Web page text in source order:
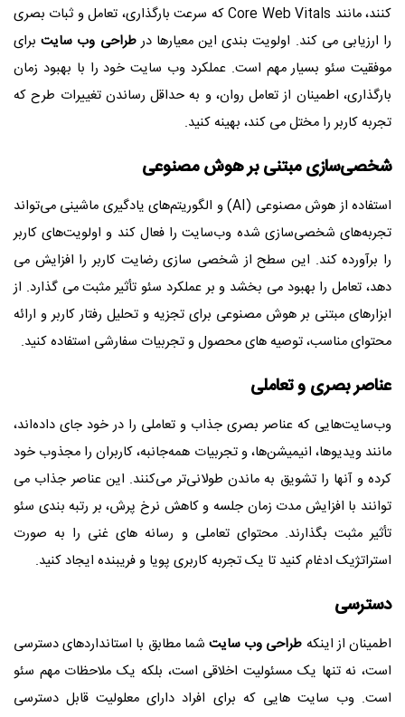
کنند، مانند Core Web Vitals که سرعت بارگذاری، تعامل و ثبات بصری
را ارزیابی می کند. اولویت بندی این معیارها درطراحی وب سایتبرای
موفقیت سئو بسیار مهم است. عملکرد وب سایت خود را با بهبود زمان
بارگذاری، اطمینان از تعامل روان، و به حداقل رساندن تغییرات طرح که
تجربه کاربر را مختل می کند، بهینه کنید.
شخصی‌سازی مبتنی بر هوش مصنوعی
استفاده از هوش مصنوعی (AI) و الگوریتم‌های یادگیری ماشینی می‌تواند
تجربه‌های شخصی‌سازی شده وب‌سایت را فعال کند و اولویت‌های کاربر
را برآورده کند. این سطح از شخصی سازی رضایت کاربر را افزایش می
دهد، تعامل را بهبود می بخشد و بر عملکرد سئو تأثیر مثبت می گذارد. از
ابزارهای مبتنی بر هوش مصنوعی برای تجزیه و تحلیل رفتار کاربر و ارائه
محتوای مناسب، توصیه های محصول و تجربیات سفارشی استفاده کنید.
عناصر بصری و تعاملی
وب‌سایت‌هایی که عناصر بصری جذاب و تعاملی را در خود جای داده‌اند،
مانند ویدیوها، انیمیشن‌ها، و تجربیات همه‌جانبه، کاربران را مجذوب خود
کرده و آنها را تشویق به ماندن طولانی‌تر می‌کنند. این عناصر جذاب می
توانند با افزایش مدت زمان جلسه و کاهش نرخ پرش، بر رتبه بندی سئو
تأثیر مثبت بگذارند. محتوای تعاملی و رسانه های غنی را به صورت
استراتژیک ادغام کنید تا یک تجربه کاربری پویا و فریبنده ایجاد کنید.
دسترسی
اطمینان از اینکه طراحی وب سایت شما مطابق با استانداردهای دسترسی
است، نه تنها یک مسئولیت اخلاقی است، بلکه یک ملاحظات مهم سئو
است. وب سایت هایی که برای افراد دارای معلولیت قابل دسترسی